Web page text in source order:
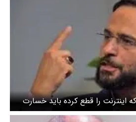
اینترنت را قطع کرده باید خسارت
بپردازد